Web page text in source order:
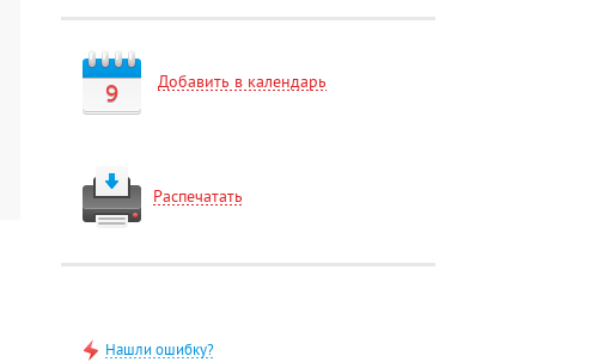
9 Добавить в календарь
Распечатать
Нашли ошибку?